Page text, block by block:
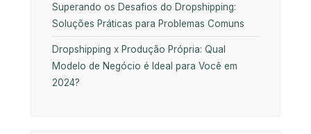
Superando os Desafios do Dropshipping:
Soluções Práticas para Problemas Comuns
Dropshipping x Produção Própria: Qual
Modelo de Negócio é Ideal para Você em
2024?